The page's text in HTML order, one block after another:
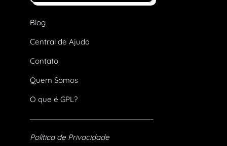
Blog
Central de Ajuda
Contato
Quem Somos
O que é GPL?
Política de Privacidade